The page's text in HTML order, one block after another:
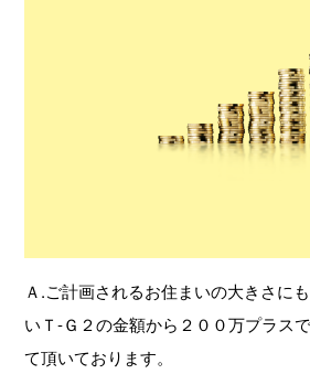
Ａ.ご計画されるお住まいの大きさに
いＴ-Ｇ２の金額から２００万プラス
て頂いております。